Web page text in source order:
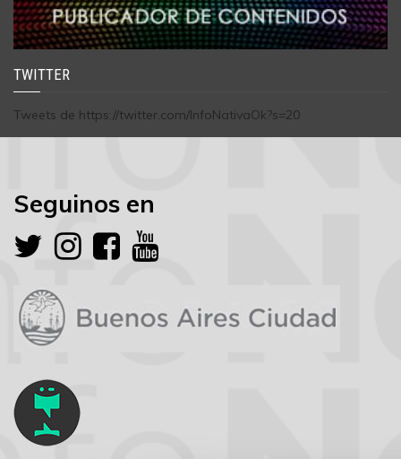
TWITTER
Tweets de https://twitter.com/InfoNativaOk?s=20
Seguinos en